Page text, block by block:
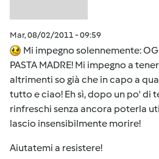
Mar, 08/02/2011 - 09:59
Mi impegno solennemente:
PASTA MADRE! Mi impegno a
altrimenti so già che in capo a
tutto e ciao! Eh sì, dopo un po' di
rinfreschi senza ancora poterla
lascio insensibilmente morire!
Aiutatemi a resistere!